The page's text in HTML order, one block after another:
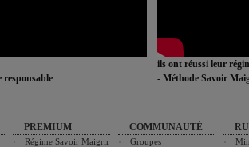
responsable
ils ont réussi leur
- Méthode Savoir
PREMIUM
Régime Savoir Maigrir
COMMUNAUTÉ
Groupes